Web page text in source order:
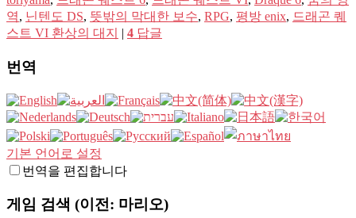
역, 닌텐도 DS, 뜻밖의 막대한 보수, RPG, 평방 enix, 드래곤 퀘
스트 VI 환상의 대지
| 4 답글
번역
기본 언어로 설정
번역을 편집합니다
게임 검색 (이전: 마리오)